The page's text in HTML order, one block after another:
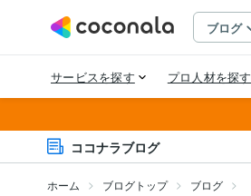
ココナラブログ
ホーム ブログトップ ブログ